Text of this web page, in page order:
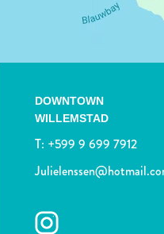
DOWNTOWN
WILLEMSTAD
T: +599 9 699 7912